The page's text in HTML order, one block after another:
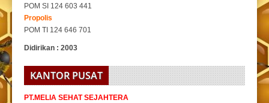
POM SI 124 603 441
Propolis
POM TI 124 646 701
Didirikan : 2003
KANTOR PUSAT
PT.MELIA SEHAT SEJAHTERA